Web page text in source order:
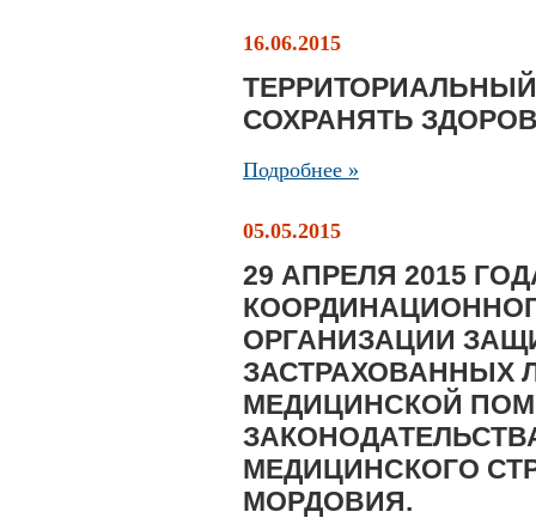
16.06.2015
СОХРАНЯТЬ
Подробнее »
05.05.2015
29 АПРЕЛЯ 2015
ОРГАНИЗАЦИИ
ЗАСТРАХОВАННЫХ
МЕДИЦИНСКОЙ
МЕДИЦИНСКОГО
МОРДОВИЯ.